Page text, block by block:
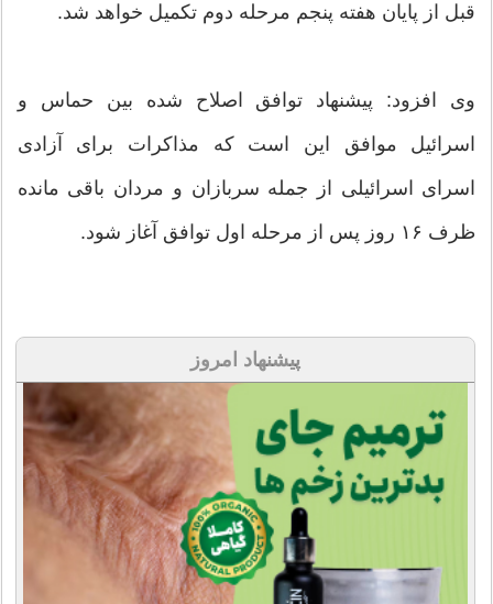
قبل از پایان هفته پنجم مرحله دوم تکمیل خواهد شد.
وی افزود: پیشنهاد توافق اصلاح شده بین حماس و
اسرائیل موافق این است که مذاکرات برای آزادی
اسرای اسرائیلی از جمله سربازان و مردان باقی مانده
ظرف ۱۶ روز پس از مرحله اول توافق آغاز شود.
پیشنهاد امروز